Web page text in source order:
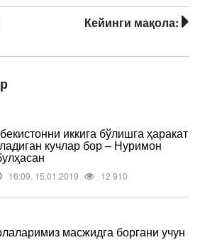
Кейинги мақола:
иккига бўлишга ҳаракат
кучлар бор – Нуримон
16:09, 15.01.2019 12 910
масжидга боргани учун